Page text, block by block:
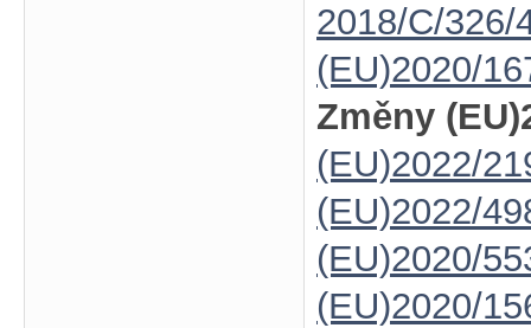
2018/C/326/
(EU)2020/
Změny
(EU)2022/
(EU)2022/
(EU)2020/
(EU)2020/